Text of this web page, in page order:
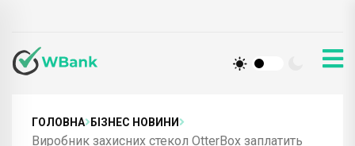
ГОЛОВНА БІЗНЕС НОВИНИ
Виробник захисних стекол OtterBox заплатить